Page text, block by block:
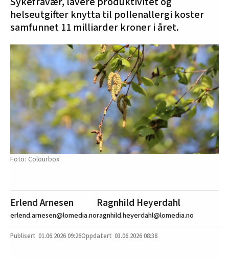
helseutgifter knytta til pollenallergi koster
samfunnet 11 milliarder kroner i året.
Colourbox
Erlend Arnesen
erlend.arnesen@lomedia.no
Ragnhild Heyerdahl
ragnhild.heyerdahl@lomedia.no
01.06.202609:26 03.06.2026 08:38